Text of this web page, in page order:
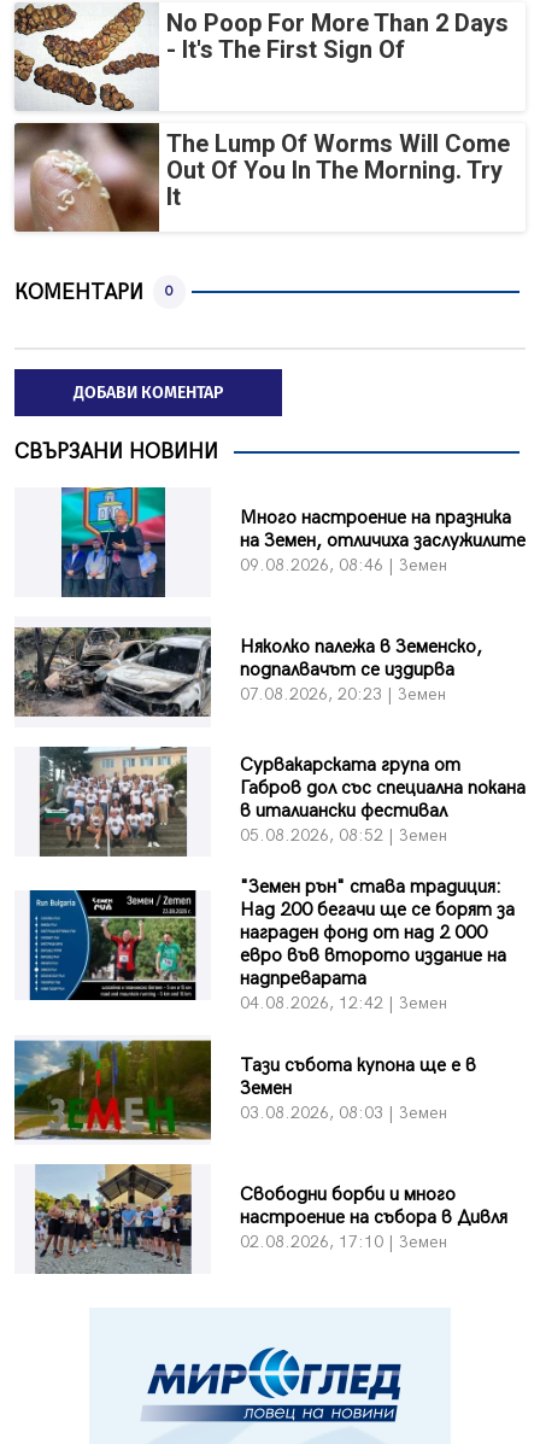
No Poop For More Than 2 Days
- It's The First Sign Of
The Lump Of Worms Will Come
Out Of You In The Morning. Try
It
КОМЕНТАРИ 0
ДОБАВИ КОМЕНТАР
СВЪРЗАНИ НОВИНИ
Много настроение на празника
на Земен, отличиха заслужилите
09.08.2026, 08:46 | Земен
Няколко палежа в Земенско,
подпалвачът се издирва
07.08.2026, 20:23 | Земен
Сурвакарската група от
Габров дол със специална покана
в италиански фестивал
05.08.2026, 08:52 | Земен
"Земен рън" става традиция:
Над 200 бегачи ще се борят за
награден фонд от над 2 000
евро във второто издание на
надпреварата
04.08.2026, 12:42 | Земен
Тази събота купона ще е в
Земен
03.08.2026, 08:03 | Земен
Свободни борби и много
настроение на събора в Дивля
02.08.2026, 17:10 | Земен